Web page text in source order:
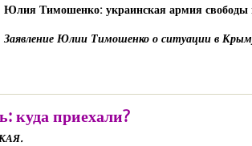
Юлия Тимошенко: украинская армия свободы
Заявление Юлии Тимошенко о ситуации в
куда приехали?